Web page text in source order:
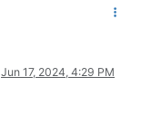
Jun 17, 2024, 4:29 PM